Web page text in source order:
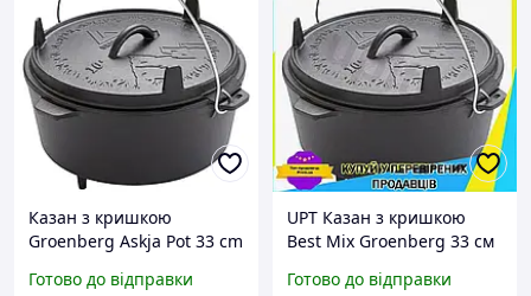
Казан з кришкою
Groenberg Askja Pot 33 cm
продажу!
Готово до відправки
UPT Казан з кришкою
Best Mix Groenberg 33 см
для приготування їжі на
Готово до відправки